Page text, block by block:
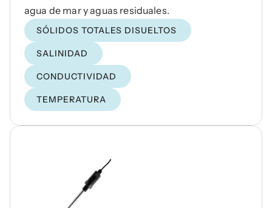
agua de mar y aguas residuales.
SÓLIDOS TOTALES DISUELTOS
SALINIDAD
CONDUCTIVIDAD
TEMPERATURA